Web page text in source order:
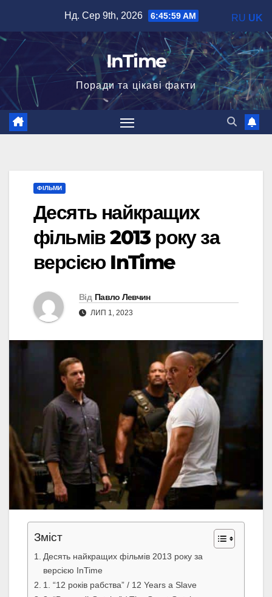
вмісту
Нд. Сер 9th, 2026 6:46:00 AM
InTime
Поради та цікаві факти
ФІЛЬМИ
Десять найкращих
фільмів 2013 року за
версією InTime
Від Павло Левчин
ЛИП 1, 2023
Зміст
Десять найкращих фільмів 2013 року за
версією InTime
1. “12 років рабства” / 12 Years a Slave
RU UK